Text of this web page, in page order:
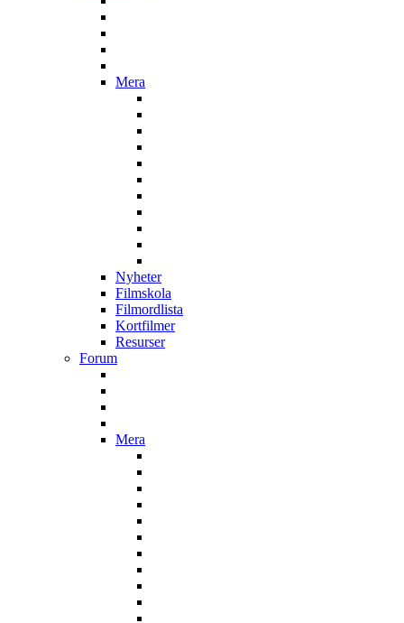
Mera
Nyheter
Filmskola
Filmordlista
Kortfilmer
Resurser
Forum
Mera